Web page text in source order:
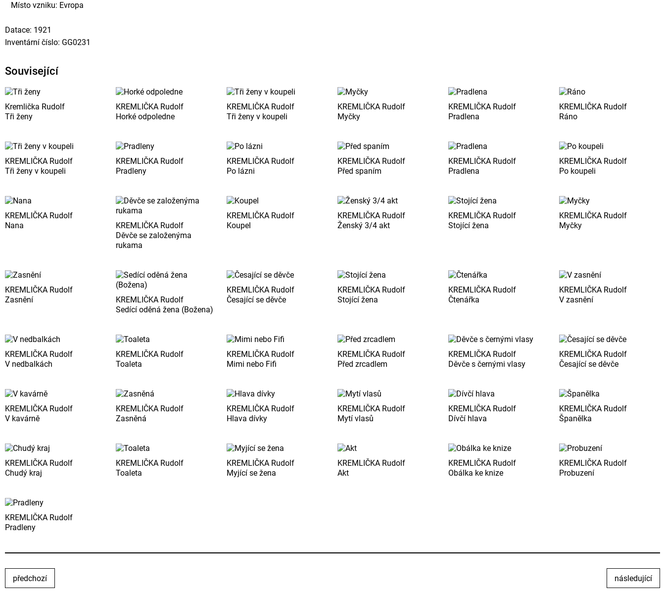
Místo vzniku: Evropa
Datace: 1921
Inventární číslo: GG0231
Související
Kremlička Rudolf
Tři ženy
KREMLIČKA Rudolf
Horké odpoledne
KREMLIČKA Rudolf
Tři ženy v koupeli
KREMLIČKA Rudolf
Myčky
KREMLIČKA Rudolf
Pradlena
KREMLIČKA Rudolf
Ráno
KREMLIČKA Rudolf
Tři ženy v koupeli
KREMLIČKA Rudolf
Pradleny
KREMLIČKA Rudolf
Po lázni
KREMLIČKA Rudolf
Před spaním
KREMLIČKA Rudolf
Pradlena
KREMLIČKA Rudolf
Po koupeli
KREMLIČKA Rudolf
Nana
KREMLIČKA Rudolf
Děvče se založenýma
rukama
KREMLIČKA Rudolf
Koupel
KREMLIČKA Rudolf
Ženský 3/4 akt
KREMLIČKA Rudolf
Stojící žena
KREMLIČKA Rudolf
Myčky
KREMLIČKA Rudolf
Zasnění
KREMLIČKA Rudolf
Sedící oděná žena (Božena)
KREMLIČKA Rudolf
Česající se děvče
KREMLIČKA Rudolf
Stojící žena
KREMLIČKA Rudolf
Čtenářka
KREMLIČKA Rudolf
V zasnění
KREMLIČKA Rudolf
V nedbalkách
KREMLIČKA Rudolf
Toaleta
KREMLIČKA Rudolf
Mimi nebo Fifi
KREMLIČKA Rudolf
Před zrcadlem
KREMLIČKA Rudolf
Děvče s černými vlasy
KREMLIČKA Rudolf
Česající se děvče
KREMLIČKA Rudolf
V kavárně
KREMLIČKA Rudolf
Zasněná
KREMLIČKA Rudolf
Hlava dívky
KREMLIČKA Rudolf
Mytí vlasů
KREMLIČKA Rudolf
Dívčí hlava
KREMLIČKA Rudolf
Španělka
KREMLIČKA Rudolf
Chudý kraj
KREMLIČKA Rudolf
Toaleta
KREMLIČKA Rudolf
Myjící se žena
KREMLIČKA Rudolf
Akt
KREMLIČKA Rudolf
Obálka ke knize
KREMLIČKA Rudolf
Probuzení
KREMLIČKA Rudolf
Pradleny
předchozí následující